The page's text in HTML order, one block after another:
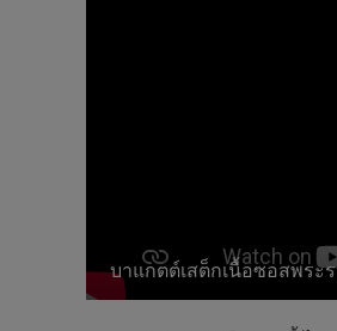
บาแกตต์เสต็กเนื้อซอสพระ